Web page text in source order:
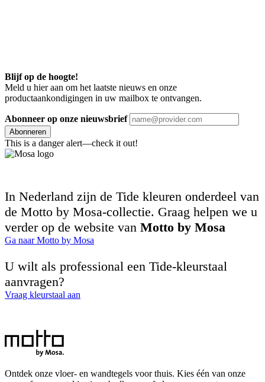
Blijf op de hoogte!
Meld u hier aan om het laatste nieuws en onze
productaankondigingen in uw mailbox te ontvangen.
Abonneer op onze nieuwsbrief
Abonneren
This is a danger alert—check it out!
In Nederland zijn de Tide kleuren onderdeel van
de Motto by Mosa-collectie. Graag helpen we u
verder op de website van Motto by Mosa
Ga naar Motto by Mosa
U wilt als professional een Tide-kleurstaal
aanvragen?
Vraag kleurstaal aan
Ontdek onze vloer- en wandtegels voor thuis. Kies één van onze